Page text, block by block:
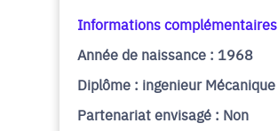
Informations complémentaires
Année de naissance : 1968
Diplôme : ingenieur Mécanique
Partenariat envisagé : Non